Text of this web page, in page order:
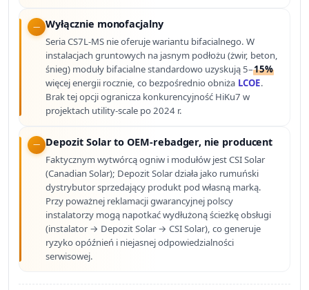
Wyłącznie monofacjalny
Seria CS7L-MS nie oferuje wariantu bifacialnego. W
instalacjach gruntowych na jasnym podłożu (żwir, beton,
śnieg) moduły bifacialne standardowo uzyskują 5–15%
więcej energii rocznie, co bezpośrednio obniża LCOE.
Brak tej opcji ogranicza konkurencyjność HiKu7 w
projektach utility-scale po 2024 r.
Depozit Solar to OEM-rebadger, nie producent
Faktycznym wytwórcą ogniw i modułów jest CSI Solar
(Canadian Solar); Depozit Solar działa jako rumuński
dystrybutor sprzedający produkt pod własną marką.
Przy poważnej reklamacji gwarancyjnej polscy
instalatorzy mogą napotkać wydłużoną ścieżkę obsługi
(instalator → Depozit Solar → CSI Solar), co generuje
ryzyko opóźnień i niejasnej odpowiedzialności
serwisowej.